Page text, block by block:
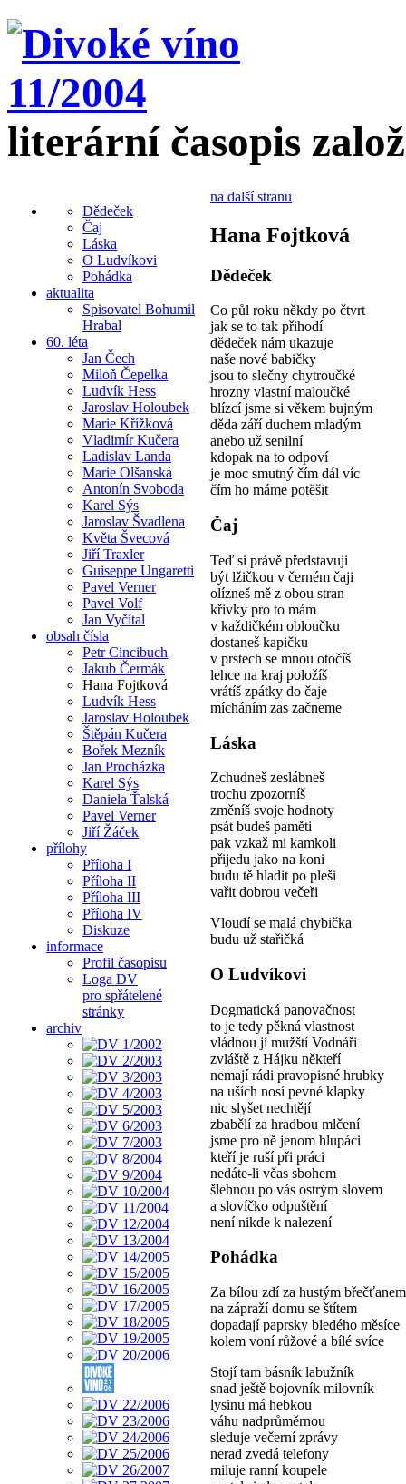
literární časopis
Dědeček
Čaj
Láska
O Ludvíkovi
Pohádka
aktualita
Spisovatel Bohumil
Hrabal
60. léta
Jan Čech
Miloň Čepelka
Ludvík Hess
Jaroslav Holoubek
Marie Křížková
Vladimír Kučera
Ladislav Landa
Marie Olšanská
Antonín Svoboda
Karel Sýs
Jaroslav Švadlena
Květa Švecová
Jiří Traxler
Guiseppe Ungaretti
Pavel Verner
Pavel Volf
Jan Vyčítal
obsah čísla
Petr Cincibuch
Jakub Čermák
Hana Fojtková
Ludvík Hess
Jaroslav Holoubek
Štěpán Kučera
Bořek Mezník
Jan Procházka
Karel Sýs
Daniela Ťalská
Pavel Verner
Jiří Žáček
přílohy
Příloha I
Příloha II
Příloha III
Příloha IV
Diskuze
informace
Profil časopisu
Loga DV
pro spřátelené
stránky
archiv
na další stranu
Hana Fojtková
Dědeček
Co půl roku někdy po čtvrt
jak se to tak přihodí
dědeček nám ukazuje
naše nové babičky
jsou to slečny chytroučké
hrozny vlastní maloučké
blízcí jsme si věkem bujným
děda září duchem mladým
anebo už senilní
kdopak na to odpoví
je moc smutný čím dál víc
čím ho máme potěšit
Čaj
Teď si právě představuji
být lžičkou v černém čaji
olízneš mě z obou stran
křivky pro to mám
v každičkém obloučku
dostaneš kapičku
v prstech se mnou otočíš
lehce na kraj položíš
vrátíš zpátky do čaje
mícháním zas začneme
Láska
Zchudneš zeslábneš
trochu zpozorníš
změníš svoje hodnoty
psát budeš paměti
pak vzkaž mi kamkoli
přijedu jako na koni
budu tě hladit po pleši
vařit dobrou večeři
Vloudí se malá chybička
budu už stařičká
O Ludvíkovi
Dogmatická panovačnost
to je tedy pěkná vlastnost
vládnou jí mužští Vodnáři
zvláště z Hájku někteří
nemají rádi pravopisné hrubky
na uších nosí pevné klapky
nic slyšet nechtějí
zbabělí za hradbou mlčení
jsme pro ně jenom hlupáci
kteří je ruší při práci
nedáte-li včas sbohem
šlehnou po vás ostrým slovem
a slovíčko odpuštění
není nikde k nalezení
Pohádka
Za bílou zdí za hustým břečťanem
na zápraží domu se štítem
dopadají paprsky bledého měsíce
kolem voní růžové a bílé svíce
Stojí tam básník labužník
snad ještě bojovník milovník
lysinu má hebkou
váhu nadprůměrnou
sleduje večerní zprávy
nerad zvedá telefony
miluje ranní koupele